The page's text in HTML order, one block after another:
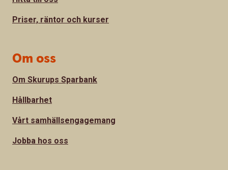
Priser, räntor och kurser
Om oss
Om Skurups Sparbank
Hållbarhet
Vårt samhällsengagemang
Jobba hos oss